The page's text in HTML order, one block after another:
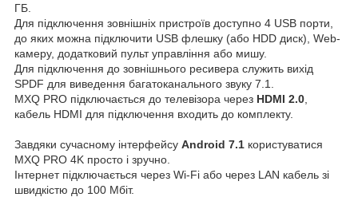
ГБ.
Для підключення зовнішніх пристроїв доступно 4 USB порти,
до яких можна підключити USB флешку (або HDD диск), Web-
камеру, додатковий пульт управління або мишу.
Для підключення до зовнішнього ресивера служить вихід
SPDF для виведення багатоканального звуку 7.1.
MXQ PRO підключається до телевізора через HDMI 2.0
кабель HDMI для підключення входить до комплекту.
Завдяки сучасному інтерфейсу Android 7.1 користуватися
MXQ PRO 4K просто і зручно.
Інтернет підключається через Wi-Fi або через LAN кабель зі
швидкістю до 100 Мбіт.